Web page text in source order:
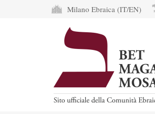
Milano Ebraica (IT/EN)